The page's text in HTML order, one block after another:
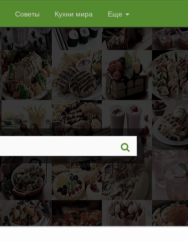
Советы Кухни мира Еще